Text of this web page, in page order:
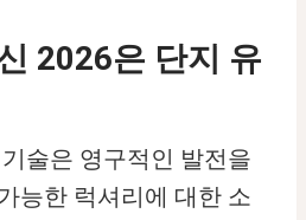
2026은 단지 유
술은 영구적인 발전을
능한 럭셔리에 대한 소